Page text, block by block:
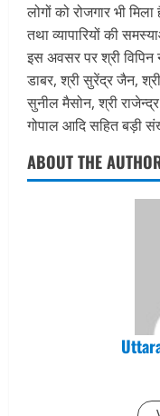
लोगों को रोजगार भी
तथा व्यापारियों की
इस अवसर पर श्री विपिन
डाबर, श्री सुरेंद्र जैन,
सुनील मैसोन, श्री
गोपाल आदि सहित बड़ी
ABOUT THE